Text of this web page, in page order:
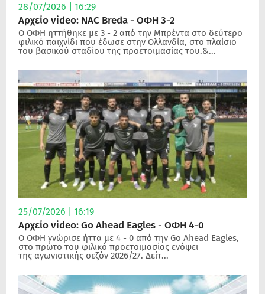
28/07/2026 | 16:29
Αρχείο video: NAC Breda - ΟΦΗ 3-2
Ο ΟΦΗ ηττήθηκε με 3 - 2 από την Μπρέντα στο δεύτερο
φιλικό παιχνίδι που έδωσε στην Ολλανδία, στο πλαίσιο
του βασικού σταδίου της προετοιμασίας του.&...
25/07/2026 | 16:19
Αρχείο video: Go Ahead Eagles - ΟΦΗ 4-0
Ο ΟΦΗ γνώρισε ήττα με 4 - 0 από την Go Ahead Eagles,
στο πρώτο του φιλικό προετοιμασίας ενόψει
της αγωνιστικής σεζόν 2026/27. Δείτ...